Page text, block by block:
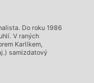
Do roku 1986
V raných
Karlíkem,
samizdatový